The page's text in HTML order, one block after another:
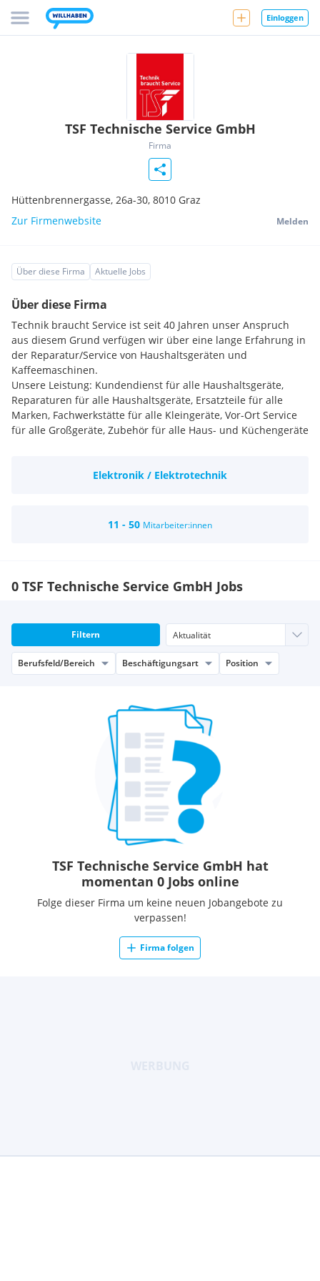
Einloggen
TSF Technische Service GmbH
Firma
Hüttenbrennergasse, 26a-30, 8010 Graz
Zur Firmenwebsite
Melden
Über diese Firma Aktuelle Jobs
Über diese Firma
Technik braucht Service ist seit 40 Jahren unser Anspruch
aus diesem Grund verfügen wir über eine lange Erfahrung in
der Reparatur/Service von Haushaltsgeräten und
Kaffeemaschinen.
Unsere Leistung: Kundendienst für alle Haushaltsgeräte,
Reparaturen für alle Haushaltsgeräte, Ersatzteile für alle
Marken, Fachwerkstätte für alle Kleingeräte, Vor-Ort Service
für alle Großgeräte, Zubehör für alle Haus- und Küchengeräte
Elektronik / Elektrotechnik
11 - 50 Mitarbeiter:innen
0 TSF Technische Service GmbH Jobs
Filtern
Berufsfeld/Bereich Beschäftigungsart Position
TSF Technische Service GmbH hat
momentan 0 Jobs online
Folge dieser Firma um keine neuen Jobangebote zu
verpassen!
Firma folgen